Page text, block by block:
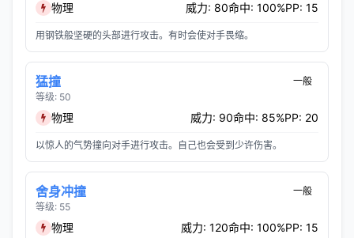
物理 威力: 80命中: 100%PP: 15
用钢铁般坚硬的头部进行攻击。有时会使对手畏缩。
猛撞
等级: 50
一般
物理 威力: 90命中: 85%PP: 20
以惊人的气势撞向对手进行攻击。自己也会受到少许伤害。
舍身冲撞
等级: 55
一般
物理 威力: 120命中: 100%PP: 15